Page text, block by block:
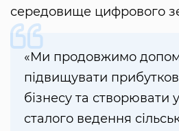
середовище цифрового
«Ми продовжимо
підвищувати
бізнесу та створювати
сталого ведення